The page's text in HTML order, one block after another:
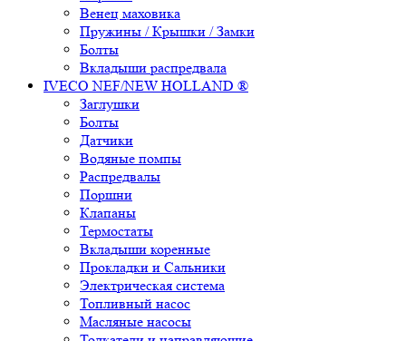
Венец маховика
Пружины / Крышки / Замки
Болты
Вкладыши распредвала
IVECO NEF/NEW HOLLAND ®
Заглушки
Болты
Датчики
Водяные помпы
Распредвалы
Поршни
Клапаны
Термостаты
Вкладыши коренные
Прокладки и Сальники
Электрическая система
Топливный насос
Масляные насосы